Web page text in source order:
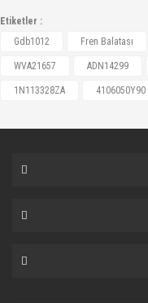
Etiketler :
Gdb1012
Fren Balatası
WVA21657 ADN14299
1N113328ZA 4106050Y90